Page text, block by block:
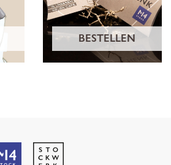
BESTELLEN